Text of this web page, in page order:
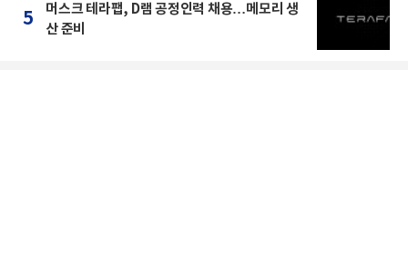
5
머스크 테라팹, D램 공정인력 채용…메모리 생
산 준비